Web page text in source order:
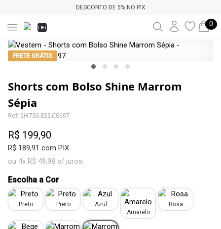
DESCONTO DE 5% NO PIX
0
FRETE GRÁTIS
Shorts com Bolso Shine Marrom
Sépia
Ref: SH730.ESS.C0697
R$ 199,90
R$ 189,91 com PIX
ou 4x R$ 49,98 s/ juros
Escolha a Cor
Preto Preto
Azul
Amarelo
Rosa